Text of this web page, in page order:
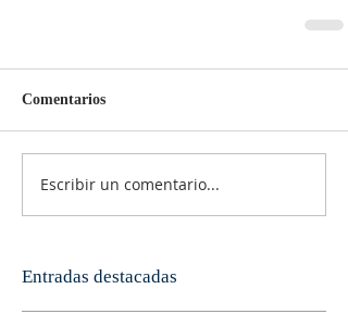
Comentarios
Escribir un comentario...
Entradas destacadas